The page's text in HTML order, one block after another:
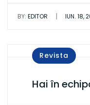
BY: EDITOR | IUN. 18,
Revista
Hai în